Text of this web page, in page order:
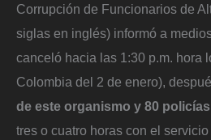
Corrupción de Funcionarios de
siglas en inglés) informó a
canceló hacia las 1:30 p.m. hora
Colombia del 2 de enero),
de este organismo y 80 policías
tres o cuatro horas con el